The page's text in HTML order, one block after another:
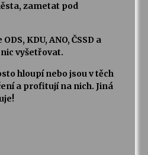
zametat pod
KDU, ANO, ČSSD a
vyšetřovat.
hloupí nebo jsou v těch
a profitují na nich. Jiná